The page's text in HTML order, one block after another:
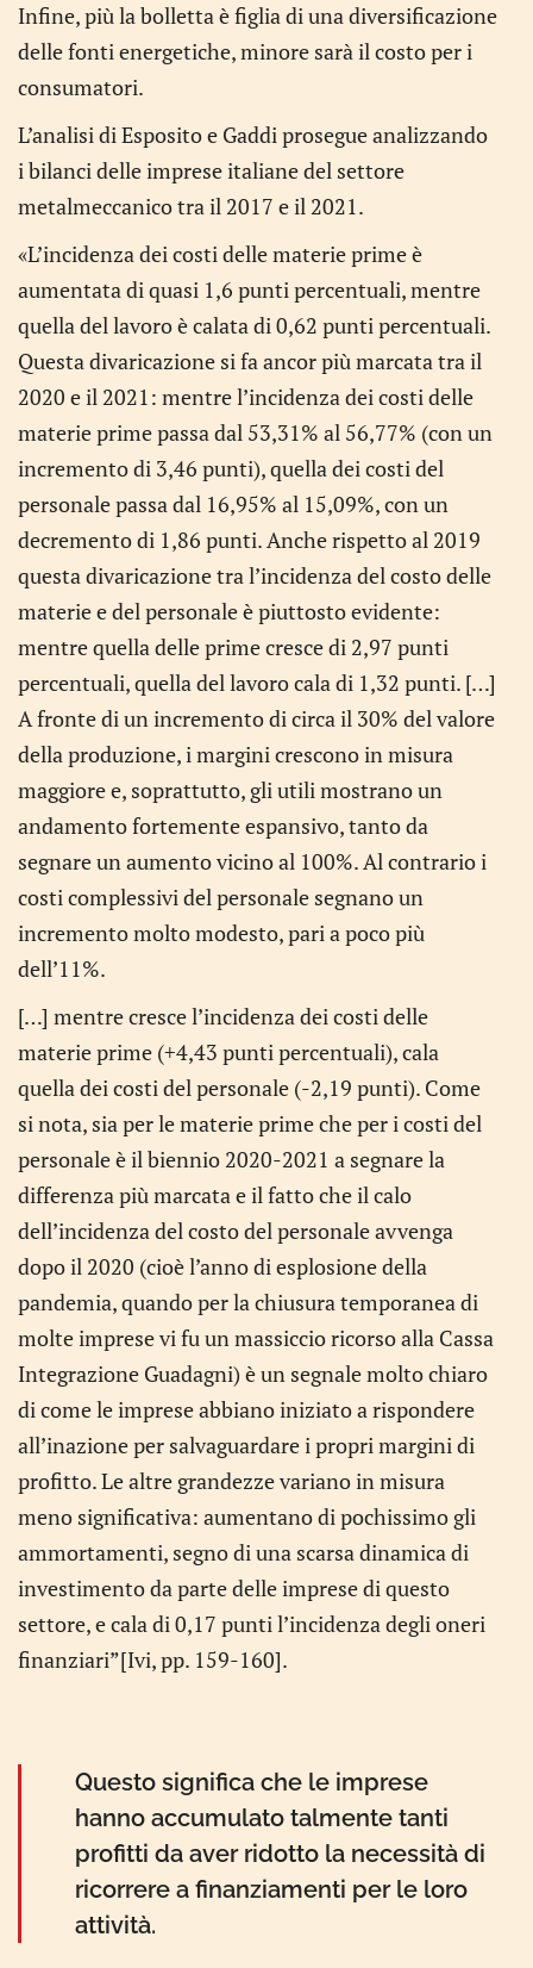
Infine, più la bolletta è figlia di una diversificazione
delle fonti energetiche, minore sarà il costo per i
consumatori.
L’analisi di Esposito e Gaddi prosegue analizzando
i bilanci delle imprese italiane del settore
metalmeccanico tra il 2017 e il 2021.
«L’incidenza dei costi delle materie prime è
aumentata di quasi 1,6 punti percentuali, mentre
quella del lavoro è calata di 0,62 punti percentuali.
Questa divaricazione si fa ancor più marcata tra il
2020 e il 2021: mentre l’incidenza dei costi delle
materie prime passa dal 53,31% al 56,77% (con un
incremento di 3,46 punti), quella dei costi del
personale passa dal 16,95% al 15,09%, con un
decremento di 1,86 punti. Anche rispetto al 2019
questa divaricazione tra l’incidenza del costo delle
materie e del personale è piuttosto evidente:
mentre quella delle prime cresce di 2,97 punti
percentuali, quella del lavoro cala di 1,32 punti. […]
A fronte di un incremento di circa il 30% del valore
della produzione, i margini crescono in misura
maggiore e, soprattutto, gli utili mostrano un
andamento fortemente espansivo, tanto da
segnare un aumento vicino al 100%. Al contrario i
costi complessivi del personale segnano un
incremento molto modesto, pari a poco più
dell’11%.
[…] mentre cresce l’incidenza dei costi delle
materie prime (+4,43 punti percentuali), cala
quella dei costi del personale (-2,19 punti). Come
si nota, sia per le materie prime che per i costi del
personale è il biennio 2020-2021 a segnare la
differenza più marcata e il fatto che il calo
dell’incidenza del costo del personale avvenga
dopo il 2020 (cioè l’anno di esplosione della
pandemia, quando per la chiusura temporanea di
molte imprese vi fu un massiccio ricorso alla Cassa
Integrazione Guadagni) è un segnale molto chiaro
di come le imprese abbiano iniziato a rispondere
all’inazione per salvaguardare i propri margini di
profitto. Le altre grandezze variano in misura
meno significativa: aumentano di pochissimo gli
ammortamenti, segno di una scarsa dinamica di
investimento da parte delle imprese di questo
settore, e cala di 0,17 punti l’incidenza degli oneri
finanziari”[Ivi, pp. 159-160].
Questo significa che le imprese
hanno accumulato talmente tanti
profitti da aver ridotto la necessità di
ricorrere a finanziamenti per le loro
attività.